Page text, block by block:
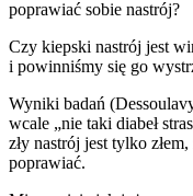
poprawiać sobie nastrój?
Czy kiepski nastrój jest
i powinniśmy się go
Wyniki badań
wcale „nie taki diabeł
zły nastrój jest tylko
poprawiać.